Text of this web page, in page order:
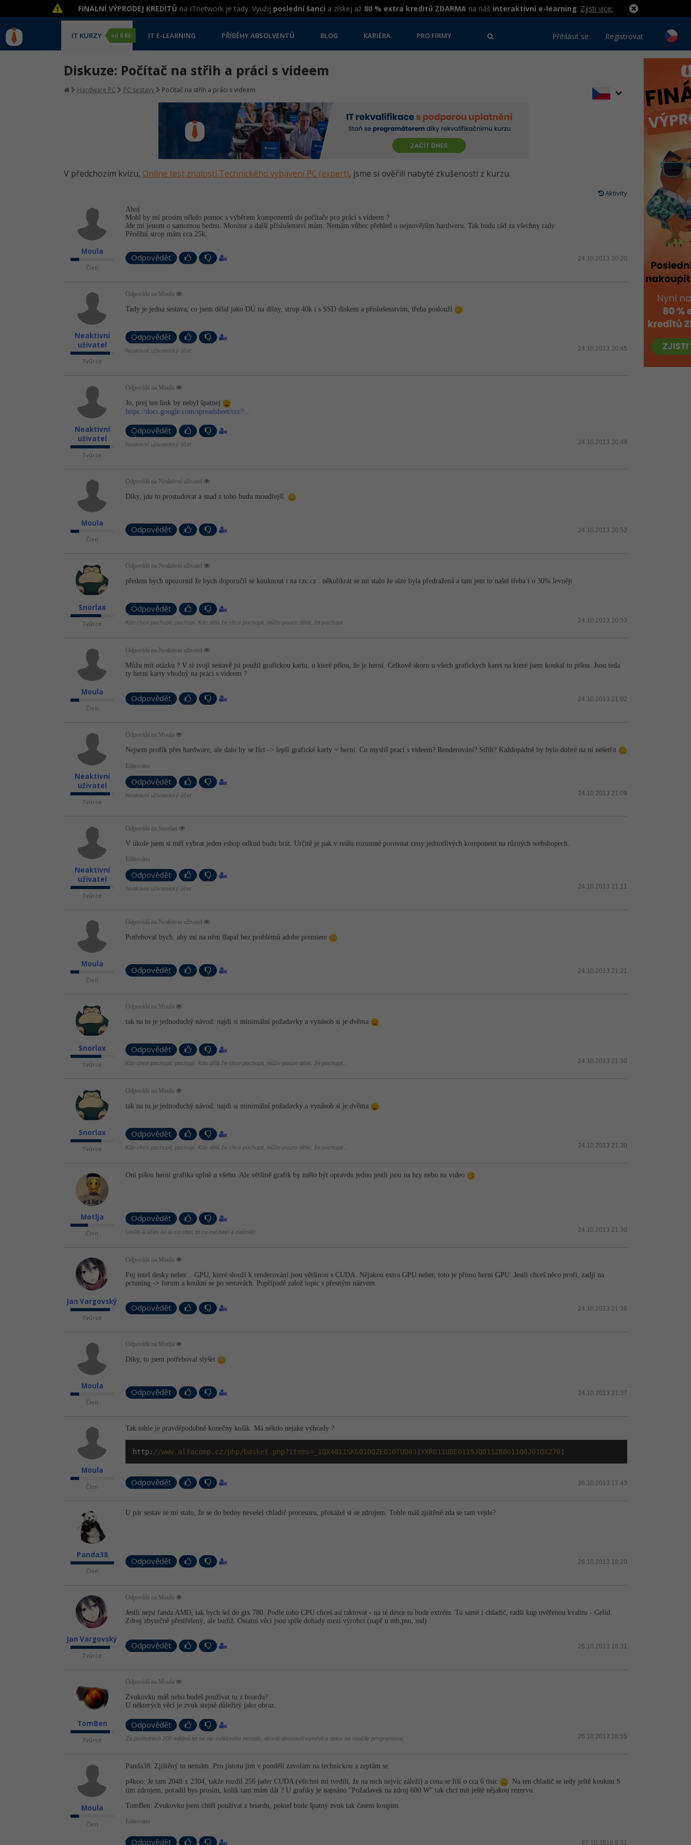
FINÁLNÍ VÝPRODEJ KREDITŮ na ITnetwork je tady. Využij poslední šanci a získej až 80 % extra kreditů ZDARMA na náš interaktivní e-learning. Zjisti více:
IT KURZY od 0 Kč IT E-LEARNING PŘÍBĚHY ABSOLVENTŮ BLOG KARIÉRA PRO FIRMY Přihlásit se Registrovat
Diskuze: Počítač na střih a práci s videem
Hardware PC PC sestavy Počítač na střih a práci s videem
V předchozím kvízu, Online test znalostí Technického vybavení PC (expert), jsme si ověřili nabyté zkušenosti z kurzu.
Aktivity
Moula
Člen
Ahoj
Mohl by mí prosim někdo pomoc s výběrem komponentů do počítače pro práci s videem ?
Jde mi jenom o samotnou bednu. Monitor a další příslušenství mám. Nemám vůbec přehled o nejnovějším hardweru. Tak budu rád za všechny rady.
Pěněžní strop mám cca 25k.
Odpovědět 24.10.2013 20:20
Neaktivní
uživatel
Tvůrce
Odpovídá na Moula
Tady je jedna sestava, co jsem dělal jako DÚ na dílny, strop 40k i s SSD diskem a příslušenstvím, třeba poslouží
Odpovědět
24.10.2013 20:45
Neaktivní uživatelský účet
Neaktivní
uživatel
Tvůrce
Odpovídá na Moula
Jo, prej ten link by nebyl špatnej
https://docs.google.com/spreadsheet/ccc?…
Odpovědět
24.10.2013 20:49
Neaktivní uživatelský účet
Moula
Člen
Odpovídá na Neaktivní uživatel
Díky, jdu to prostudovat a snad z toho budu moudřejší.
Odpovědět 24.10.2013 20:52
Snorlax
Tvůrce
Odpovídá na Neaktivní uživatel
předem bych upozornil že bych doporučil se kouknout i na czc.cz . několikrát se mi stalo že alze byla předražená a tam jem to našel třeba i o 30% levněji
Odpovědět
24.10.2013 20:53
Kdo chce pochopit, pochopí. Kdo dělá že chce pochopit, může pouze dělat, že pochopil...
Moula
Člen
Odpovídá na Neaktivní uživatel
Můžu mít otázku ? V té tvoji sestavě jsi použil grafickou kartu, u které píšou, že je herní. Celkově skoro u všech grafickych karet na které jsem koukal to píšou. Jsou teda
ty herni karty vhodný na práci s videem ?
Odpovědět 24.10.2013 21:02
Neaktivní
uživatel
Tvůrce
Odpovídá na Moula
Nejsem profík přes hardware, ale dalo by se říct -> lepší grafické karty = herní. Co myslíš prací s videem? Renderování? Střih? Každopádně by bylo dobré na ní nešetřit
Editováno
Odpovědět
24.10.2013 21:09
Neaktivní uživatelský účet
Neaktivní
uživatel
Tvůrce
Odpovídá na Snorlax
V úkole jsem si měl vybrat jeden eshop odkud budu brát. Určitě je pak v reálu rozumné porovnat ceny jednotlivých komponent na různých webshopech.
Editováno
Odpovědět
24.10.2013 21:11
Neaktivní uživatelský účet
Moula
Člen
Odpovídá na Neaktivní uživatel
Potřeboval bych, aby mi na něm šlapal bez problémů adobe premiere
Odpovědět 24.10.2013 21:21
Snorlax
Tvůrce
Odpovídá na Moula
tak na to je jednoduchý návod: najdi si minimální požadavky a vynásob si je dvěma
Odpovědět
24.10.2013 21:30
Kdo chce pochopit, pochopí. Kdo dělá že chce pochopit, může pouze dělat, že pochopil...
Snorlax
Tvůrce
Odpovídá na Moula
tak na to je jednoduchý návod: najdi si minimální požadavky a vynásob si je dvěma
Odpovědět
24.10.2013 21:30
Kdo chce pochopit, pochopí. Kdo dělá že chce pochopit, může pouze dělat, že pochopil...
Motlja
Člen
Oni píšou herní grafika uplně u všeho. Ale většině grafik by mělo být opravdu jedno jestli jsou na hry nebo na video
Odpovědět
24.10.2013 21:30
Umím a učím se to co chci, to co mě baví a zajímá!!
Jan Vargovský
Tvůrce
Odpovídá na Moula
Fuj intel desky neber... GPU, které slouží k renderování jsou většinou s CUDA. Nějakou extra GPU neber, toto je přímo herní GPU. Jestli chceš něco profi, zadji na
pctuning -> forum a koukni se po sestavách. Popřípadě založ topic s přesným názvem.
Odpovědět 24.10.2013 21:36
Moula
Člen
Odpovídá na Motlja
Díky, to jsem potřeboval slyšet
Odpovědět 24.10.2013 21:37
Moula
Člen
Tak tohle je pravděpodobně konečny košik. Má někdo nejake výhrady ?
http: //www.alfacomp.cz/php/basket.php?items=_1QX4011SK6010QZE010TUO031YXR011UBE0119JQ011ZB8011Q0J010X2701
Odpovědět 26.10.2013 17:43
Panda38
Člen
U pár sestav se mi stalo, že se do bedny nevešel chladič procesoru, překážel si se zdrojem. Tohle máš zjištěné zda se tam vejde?
Odpovědět 26.10.2013 18:20
Jan Vargovský
Tvůrce
Odpovídá na Moula
Jestli nejsi fanda AMD, tak bych šel do gtx 780. Podle toho CPU chceš asi taktovat - na té desce to bude extrém. To samé i chladič, radši kup ověřenou kvalitu - Gelid.
Zdroj zbytečně přestřelený, ale budiž. Ostatní věci jsou spíše dohady mezi výrobci (např u mb,psu, ssd)
Odpovědět 26.10.2013 18:31
TomBen
Tvůrce
Odpovídá na Moula
Zvukovku máš nebo budeš používat tu z boardu?
U některých věcí je zvuk stejně důležitý jako obraz.
Odpovědět
26.10.2013 18:55
Za posledních 200 miliónů let se nic zvláštního nestalo, akorát dinosauři vymřeli a opice se naučily programovat.
Moula
Člen
Panda38: Zjištěný to nemám. Pro jistotu jim v pondělí zavolám na technickou a zeptám se.
p4koo: Je tam 2048 x 2304, takže rozdíl 256 jader CUDA (všichni mi tvrdili, že na nich nejvíc záleží) a cena se liší o cca 6 tisíc
. Na ten chladič se tedy ještě kouknu.S
tim zdrojem, poradil bys prosím, kolik tam mám dát ? U grafiky je napsáno "Požadavek na zdroj 600 W" tak chci mit ještě nějakou rezervu.
TomBen: Zvukovku jsem chtěl používat z boardu, pokud bude špatný zvuk tak časem koupim.
Editováno
Odpovědět 27.10.2013 9:31